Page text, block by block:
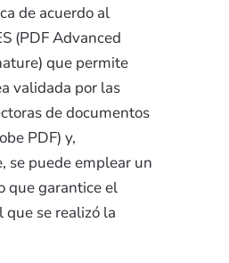
de acuerdo al
(PDF Advanced
) que permite
validada por las
de documentos
PDF) y,
se puede emplear un
que garantice el
que se realizó la